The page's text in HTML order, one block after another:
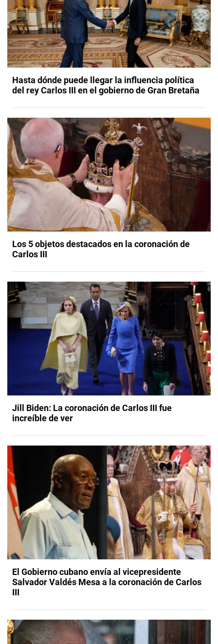
Hasta dónde puede llegar la influencia política
del rey Carlos III en el gobierno de Gran Bretaña
Los 5 objetos destacados en la coronación de
Carlos III
Jill Biden: La coronación de Carlos III fue
increíble de ver
El Gobierno cubano envía al vicepresidente
Salvador Valdés Mesa a la coronación de Carlos
III